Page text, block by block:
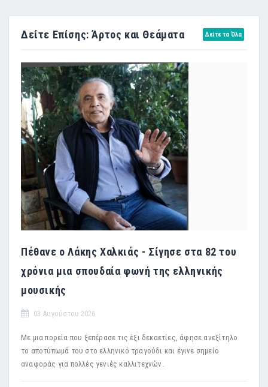
Δείτε Επίσης: Άρτος και Θεάματα Δείτε τα Όλα
Πέθανε ο Λάκης Χαλκιάς - Σίγησε στα 82 του
χρόνια μια σπουδαία φωνή της ελληνικής
μουσικής
03 Αυγούστου 2026
Με μια πορεία που ξεπέρασε τις έξι δεκαετίες, άφησε ανεξίτηλο
το αποτύπωμά του στο ελληνικό τραγούδι και έγινε σημείο
αναφοράς για πολλές γενιές καλλιτεχνών.